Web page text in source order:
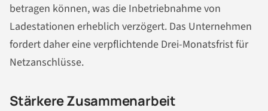
betragen können, was die Inbetriebnahme von
Ladestationen erheblich verzögert. Das Unternehmen
fordert daher eine verpflichtende Drei-Monatsfrist für
Netzanschlüsse.
Stärkere Zusammenarbeit